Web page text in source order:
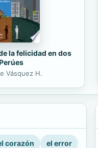
la felicidad en dos
Vásquez H.
corazón el error